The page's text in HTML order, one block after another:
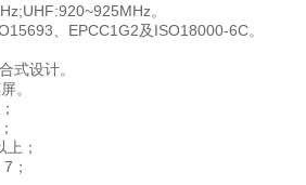
。
、EPCC1G2及ISO18000-6C。
式设计。
。
；
；